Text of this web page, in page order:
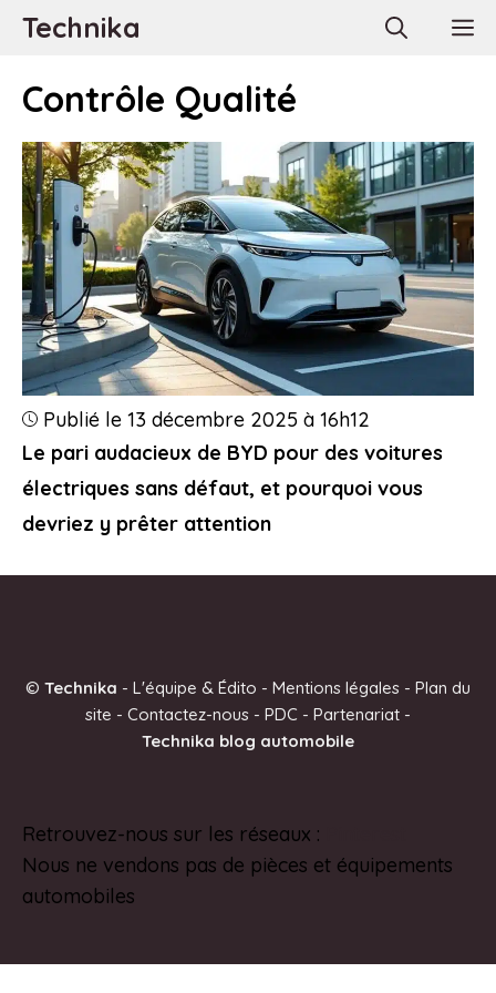
AllerTechnika
Contrôle Qualité
Le pari audacieux de BYD pour des voitures
électriques sans défaut, et pourquoi vous
devriez y prêter attention
Publié le 13 décembre 2025 à 16h12
© Technika - L'équipe & Édito - Mentions légales - Plan du
site - Contactez-nous - PDC - Partenariat -
Technika blog automobile
Retrouvez-nous sur les réseaux :
Nous ne vendons pas de pièces et équipements
automobiles